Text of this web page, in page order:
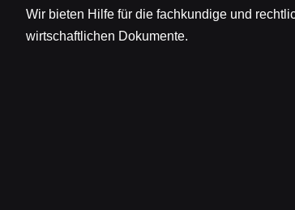
Wir bieten Hilfe für die fachkundige und
wirtschaftlichen Dokumente.